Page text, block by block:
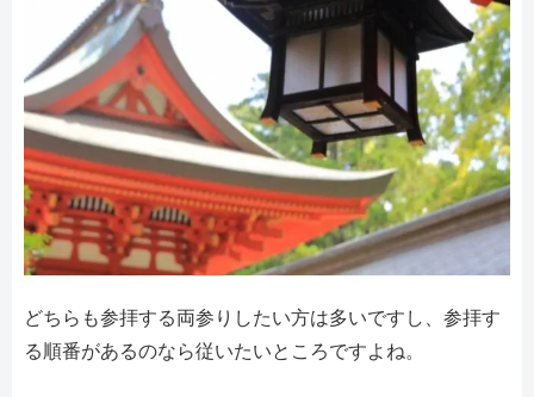
どちらも参拝する両参りしたい方は多いですし、参拝す
る順番があるのなら従いたいところですよね。